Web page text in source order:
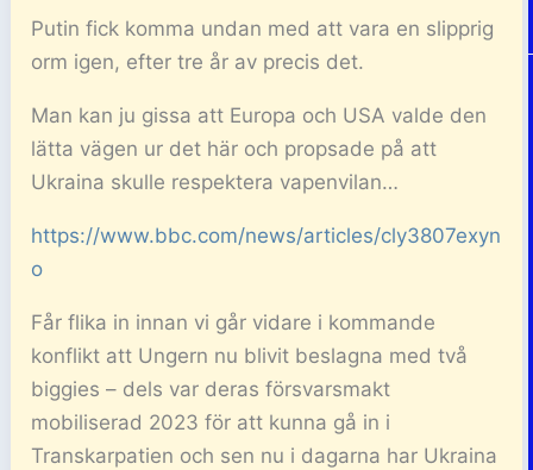
Putin fick komma undan med att vara en slipprig
orm igen, efter tre år av precis det.
Man kan ju gissa att Europa och USA valde den
lätta vägen ur det här och propsade på att
Ukraina skulle respektera vapenvilan…
https://www.bbc.com/news/articles/cly3807exyn
o
Får flika in innan vi går vidare i kommande
konflikt att Ungern nu blivit beslagna med två
biggies – dels var deras försvarsmakt
mobiliserad 2023 för att kunna gå in i
Transkarpatien och sen nu i dagarna har Ukraina